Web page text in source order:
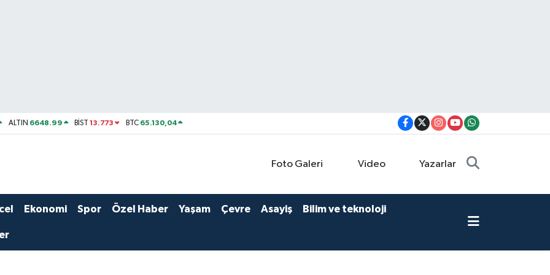
ALTIN 6648.99 BİST13.773 BTC 65.130,04
Foto Galeri Video Yazarlar
Ekonomi Spor Özel Haber Yaşam Çevre Asayiş Bilim ve teknoloji